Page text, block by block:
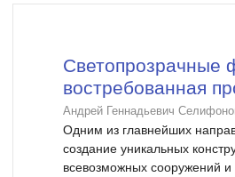
Светопрозрачные
востребованная
Андрей Геннадьевич
Одним из главнейших
создание уникальных
всевозможных сооружений